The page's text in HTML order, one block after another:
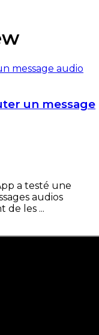
un message
a testé une
audios
de les ...